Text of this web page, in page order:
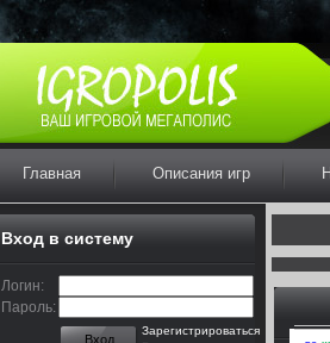
Главная Описания игр
Вход в систему
Логин:
Пароль:
Вход
Зарегистрироваться